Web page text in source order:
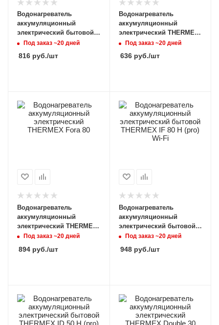
Водонагреватель
аккумуляционный
электрический бытовой
THERMEX IF 50 H (pro) Wi-
Под заказ ~20 дней
816 руб./шт
Водонагреватель
аккумуляционный
электрический THERMEX
Fora 30
Под заказ ~20 дней
636руб./шт
Водонагреватель
аккумуляционный
электрический THERMEX
Fora 80
Под заказ ~20 дней
894 руб./шт
Водонагреватель
аккумуляционный
электрический бытовой
THERMEX IF 80 H (pro) Wi-
Под заказ ~20 дней
948руб./шт